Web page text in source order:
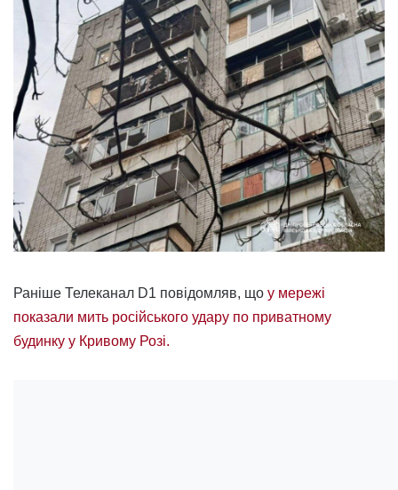
Раніше Телеканал D1 повідомляв, що у мережі
показали мить російського удару по приватному
будинку у Кривому Розі.